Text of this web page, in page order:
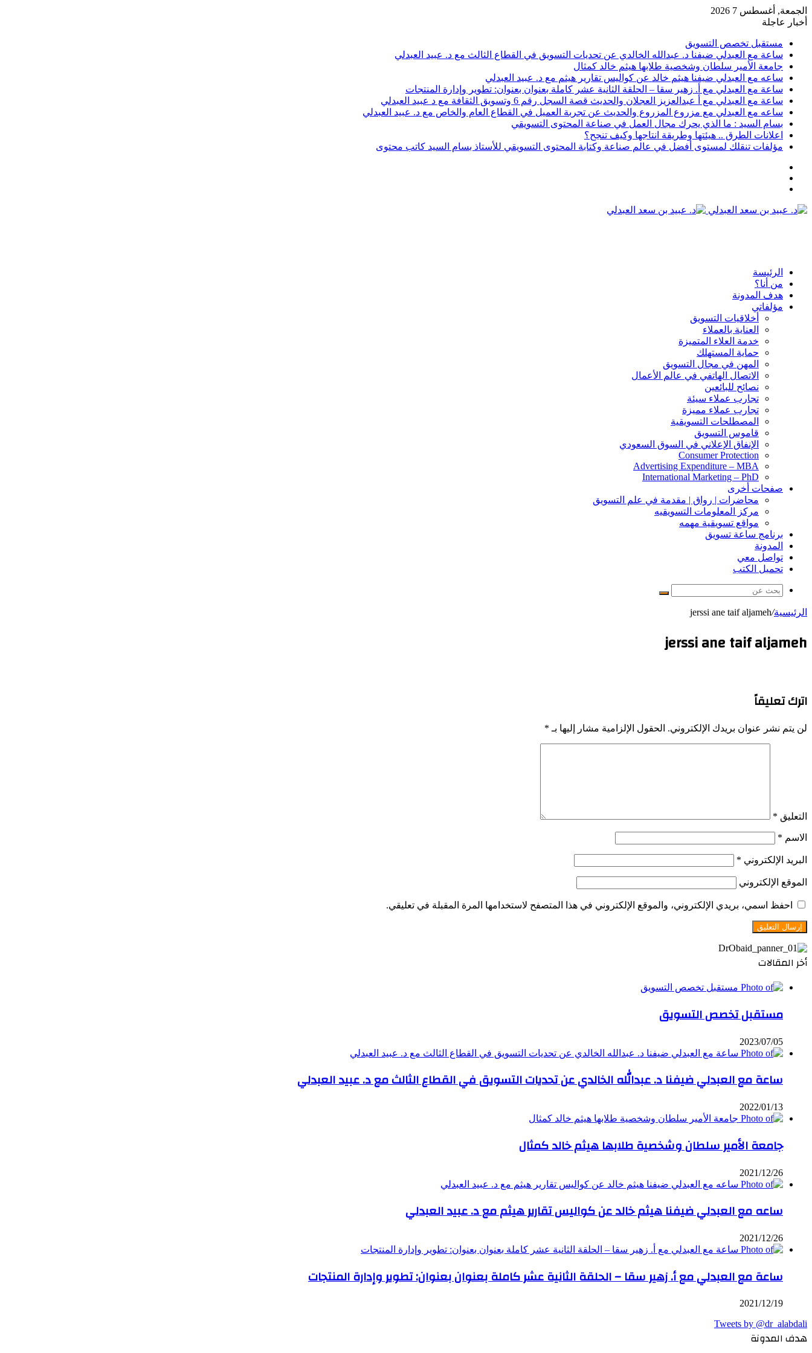
الجمعة, أغسطس 7 2026
أخبار عاجلة
مستقبل تخصص التسويق
ساعة مع العبدلي ضيفنا د. عبدالله الخالدي عن تحديات التسويق في القطاع الثالث مع د. عبيد العبدلي
جامعة الأمير سلطان وشخصية طلابها هيثم خالد كمثال
ساعه مع العبدلي ضيفنا هيثم خالد عن كواليس تقارير هيثم مع د. عبيد العبدلي
ساعة مع العبدلي مع أ. زهير سقا – الحلقة الثانية عشر كاملة بعنوان بعنوان: تطوير وإدارة المنتجات
ساعة مع العبدلي مع أ عبدالعزيز العجلان والحديث قصة السجل رقم 6 وتسويق الثقافة مع د عبيد العبدلي
ساعه مع العبدلي مع مزروع المزروع والحديث عن تجربة العميل في القطاع العام والخاص مع د. عبيد العبدلي
بسام السيد : ما الذي يحرك مجال العمل في صناعة المحتوى التسويقي
اعلانات الطرق .. هيئتها وطريقة انتاجها وكيف تنجح؟
مؤلفات تنقلك لمستوى أفضل في عالم صناعة وكتابة المحتوى التسويقي للأستاذ بسام السيد كاتب محتوى
القائمة
الرئيسة
من أنا؟
هدف المدونة
مؤلفاتي
أخلاقيات التسويق
العناية بالعملاء
خدمة العلاء المتميزة
حماية المستهلك
المهن في مجال التسويق
الاتصال الهاتفي في عالم الأعمال
نصائح للبائعين
تجارب عملاء سيئة
تجارب عملاء مميزة
المصطلحات التسويقية
قاموس التسويق
الإنفاق الإعلاني في السوق السعودي
Consumer Protection
Advertising Expenditure – MBA
International Marketing – PhD
صفحات أخرى
محاضرات | رواق | مقدمة في علم التسويق
مركز المعلومات التسويقيه
مواقع تسويقية مهمه
برنامج ساعة تسويق
المدونة
تواصل معي
تحميل الكتب
بحث
الرئيسية/
jerssi ane taif aljameh
jerssi ane taif aljameh
اترك تعليقاً
لن يتم نشر عنوان بريدك الإلكتروني. الحقول الإلزامية مشار إليها بـ *
التعليق *
الاسم *
البريد الإلكتروني *
الموقع الإلكتروني
احفظ اسمي، بريدي الإلكتروني، والموقع الإلكتروني في هذا المتصفح لاستخدامها المرة المقبلة في تعليقي.
أخر المقالات
مستقبل تخصص التسويق
2023/07/05
ساعة مع العبدلي ضيفنا د. عبدالله الخالدي عن تحديات التسويق في القطاع الثالث مع د. عبيد العبدلي
2022/01/13
جامعة الأمير سلطان وشخصية طلابها هيثم خالد كمثال
2021/12/26
ساعه مع العبدلي ضيفنا هيثم خالد عن كواليس تقارير هيثم مع د. عبيد العبدلي
2021/12/26
ساعة مع العبدلي مع أ. زهير سقا – الحلقة الثانية عشر كاملة بعنوان بعنوان: تطوير وإدارة المنتجات
2021/12/19
Tweets by @dr_alabdali
هدف المدونة